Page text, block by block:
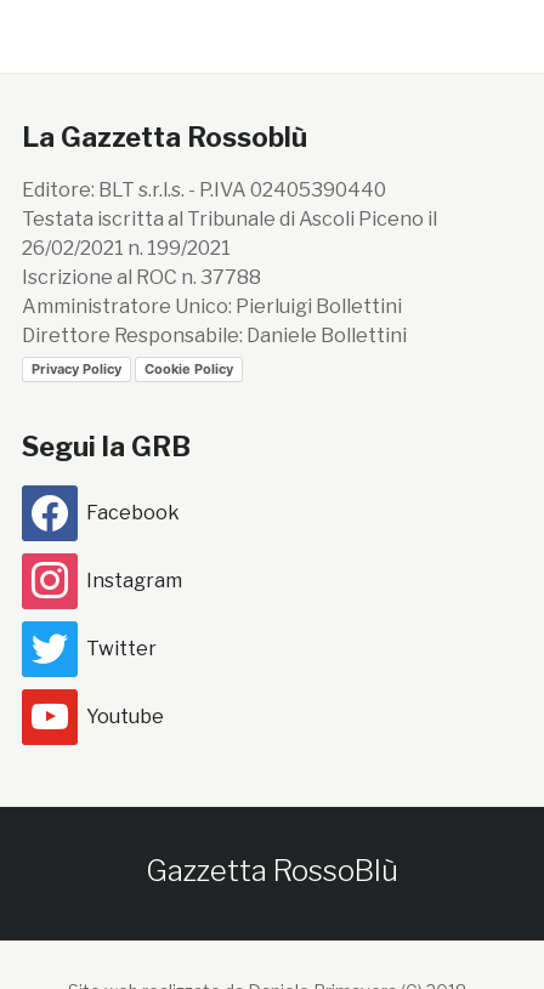
La Gazzetta Rossoblù
Editore: BLT s.r.l.s. - P.IVA 02405390440
Testata iscritta al Tribunale di Ascoli Piceno il
26/02/2021 n. 199/2021
Iscrizione al ROC n. 37788
Amministratore Unico: Pierluigi Bollettini
Direttore Responsabile: Daniele Bollettini
Privacy Policy Cookie Policy
Segui la GRB
Facebook
Instagram
Twitter
Youtube
Gazzetta RossoBlù